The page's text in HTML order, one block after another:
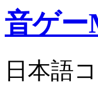
音ゲー
日本語